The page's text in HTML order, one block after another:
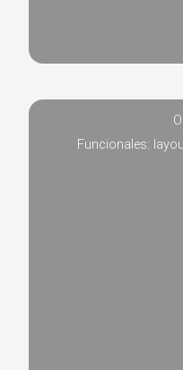
Funcionales: